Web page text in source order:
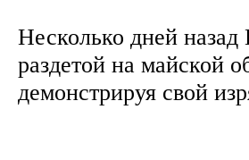
Несколько дней
раздетой на майской
демонстрируя свой